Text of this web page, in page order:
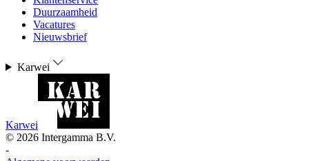
Duurzaamheid
Vacatures
Nieuwsbrief
Karwei
Karwei
© 2026 Intergamma B.V.
-